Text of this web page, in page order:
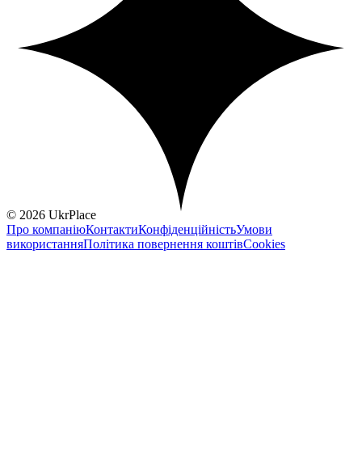
© 2026 UkrPlace
Про компаніюКонтактиКонфіденційністьУмови
використанняПолітика повернення коштівCookies